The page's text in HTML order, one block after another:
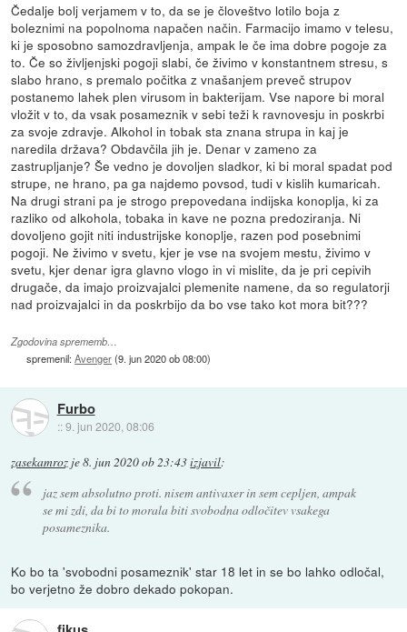
Čedalje bolj verjamem v to, da se je človeštvo lotilo boja z
boleznimi na popolnoma napačen način. Farmacijo imamo v telesu,
ki je sposobno samozdravljenja, ampak le če ima dobre pogoje za
to. Če so življenjski pogoji slabi, če živimo v konstantnem stresu, s
slabo hrano, s premalo počitka z vnašanjem preveč strupov
postanemo lahek plen virusom in bakterijam. Vse napore bi moral
vložit v to, da vsak posameznik v sebi teži k ravnovesju in poskrbi
za svoje zdravje. Alkohol in tobak sta znana strupa in kaj je
naredila država? Obdavčila jih je. Denar v zameno za
zastrupljanje? Še vedno je dovoljen sladkor, ki bi moral spadat pod
strupe, ne hrano, pa ga najdemo povsod, tudi v kislih kumaricah.
Na drugi strani pa je strogo prepovedana indijska konoplja, ki za
razliko od alkohola, tobaka in kave ne pozna predoziranja. Ni
dovoljeno gojit niti industrijske konoplje, razen pod posebnimi
pogoji. Ne živimo v svetu, kjer je vse na svojem mestu, živimo v
svetu, kjer denar igra glavno vlogo in vi mislite, da je pri cepivih
drugače, da imajo proizvajalci plemenite namene, da so regulatorji
nad proizvajalci in da poskrbijo da bo vse tako kot mora bit???
Zgodovina sprememb…
spremenil:Avenger(9. jun 2020 ob 08:00)
Furbo
::9. jun 2020, 08:06
zasekamroz je8. jun 2020 ob 23:43izjavil:
jaz sem absolutno proti. nisem antivaxer in sem cepljen, ampak
se mi zdi, da bi to morala biti svobodna odločitev vsakega
posameznika.
Ko bo ta 'svobodni posameznik' star 18 let in se bo lahko odločal,
bo verjetno že dobro dekado pokopan.